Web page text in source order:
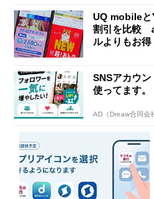
UQ mobileと
割引を比較
ルよりもお得
SNSアカウ
使ってます。
AD（Dreaw合同会